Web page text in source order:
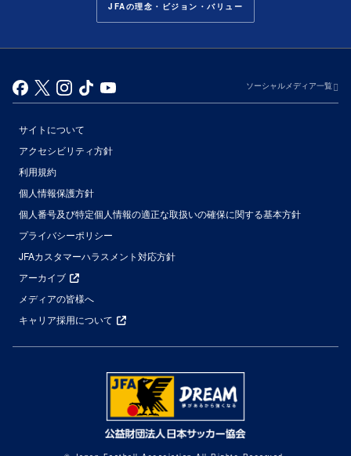
JFAの理念・ビジョン・バリュー
ソーシャルメディア一覧
サイトについて
アクセシビリティ方針
利用規約
個人情報保護方針
個人番号及び特定個人情報の適正な取扱いの確保に関する基本方針
プライバシーポリシー
JFAカスタマーハラスメント対応方針
アーカイブ
メディアの皆様へ
キャリア採用について